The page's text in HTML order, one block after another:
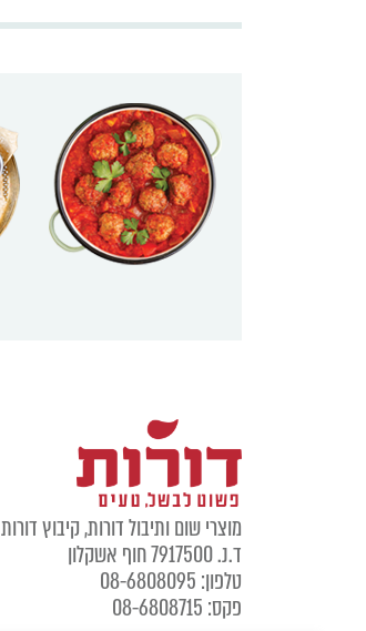
מוצרי שום ותיבול דורות, קיבוץ דורות
ד.נ. 7917500 חוף אשקלון
טלפון: 08-6808095
פקס: 08-6808715